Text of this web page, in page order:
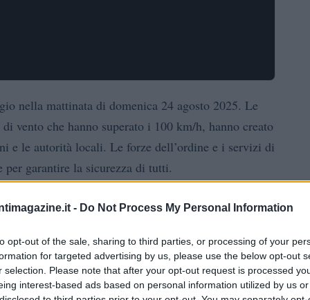
- Do Not Process My Personal Information
opt-out of the sale, sharing to third parties, or processing of your
for targeted advertising by us, please use the below opt-out
selection. Please note that after your opt-out request is processed
interest-based ads based on personal information utilized by us
nella mattinata di domenica 24 agosto 2025. Le
vento che hanno superato i 100 km/h, hanno creato
e le autorità locali. Le forze dell’ordine e i servizi di
garantire la sicurezza di tutti.
piogge così intense da causare allagamenti in
oculari parlano di torrenti d’acqua che
la circolazione. Un residente ha commentato:“È